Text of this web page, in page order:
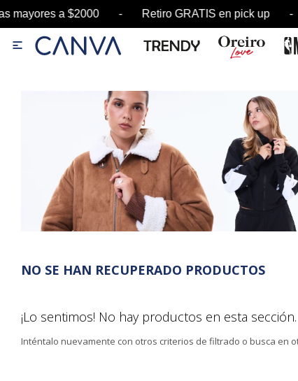
mayores a $2000 - Retiro GRATIS en pick

NO SE HAN RECUPERADO PRODUCTOS
¡Lo sentimos! No hay productos en esta sección.
Inténtalo nuevamente con otros criterios de filtrado o busca en